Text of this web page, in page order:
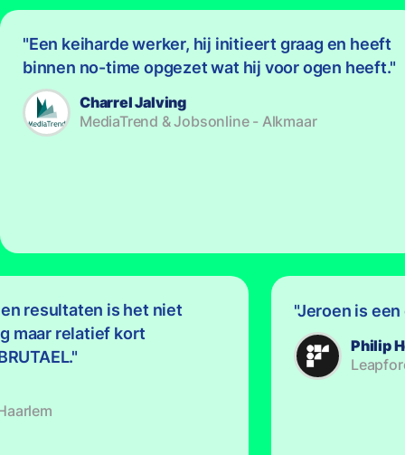
Een keiharde werker, hij initieert graag en heeft
binnen no-time opgezet wat hij voor ogen heeft.
Charrel Jalving
MediaTrend & Jobsonline - Alkmaar
resultaten is het niet
maar relatief kort
Jeroen is
Philip